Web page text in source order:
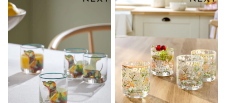
All Boys Sport & Swimwear
Shorts
Joggers
adidas
All Girls Schoolwear
Shoes
Dresses
Trousers